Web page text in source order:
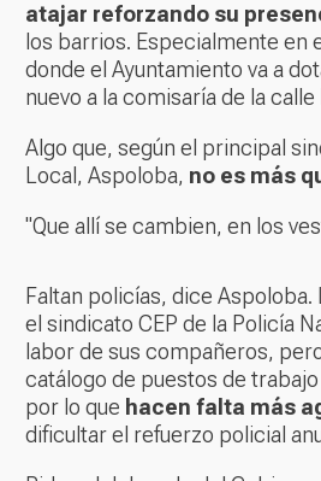
atajar reforzando su
los barrios. Especialmente en
donde el Ayuntamiento va a
nuevo a la comisaría de la
Algo que, según el principal
Local, Aspoloba, no es más
"Que allí se cambien, en los
Faltan policías, dice
el sindicato CEP de la Policía
labor de sus compañeros,
catálogo de puestos de
por lo que hacen falta más
dificultar el refuerzo policial